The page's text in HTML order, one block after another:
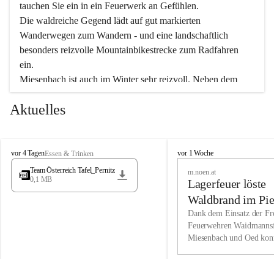
tauchen Sie ein in ein Feuerwerk an Gefühlen.
Die waldreiche Gegend lädt auf gut markierten
Wanderwegen zum Wandern - und eine landschaftlich
besonders reizvolle Mountainbikestrecke zum Radfahren
ein.
Miesenbach ist auch im Winter sehr reizvoll. Neben dem
Eisstockschießen gibt es auf dem nahe gelegenen Unterberg
wunderschöne Naturschneepisten, die zum Schifahren oder
vielfältige Angebot unserer Kulturvereine.
Überzeugen Sie sich selbst, dass Sie in Miesenbach sowie
in den Beherbergungsbetrieben, Gaststätten und urigen
Wir kennen Miesenbach als lebens- und liebenswerten Ort.
Tradition und Innovation werden ebenso groß geschrieben
Aktuelles
M
i
s
vor 4 TagenEssen & Trinken
Team Österreich Tafel_Pernitz
0,1 MB
M
h
vor 1 Woche
m.noen.at
Lagerfeuer löste
Waldbrand im
aus
Dank dem Einsatz der
Feuerwehren
Miesenbach und Oed